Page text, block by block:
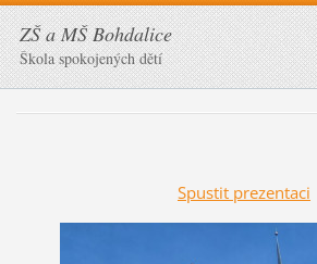
ZŠ a MŠ Bohdalice
Škola spokojených dětí
Spustit prezentaci